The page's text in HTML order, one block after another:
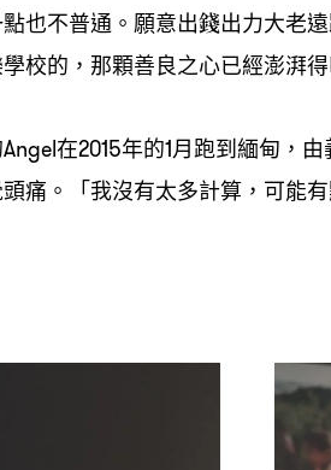
也不普通。願意出錢出力大老
校的 ， 那顆善良之心已經澎湃
Angel在2015年的1月跑到緬甸 ，
痛。「我沒有太多計算 ， 可能